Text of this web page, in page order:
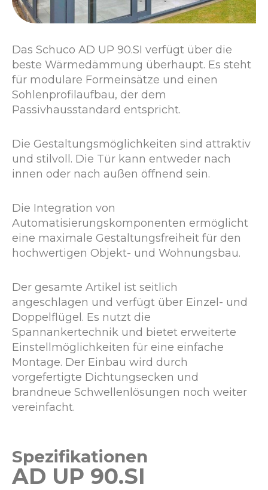
Das Schuco AD UP 90.SI verfügt über die
beste Wärmedämmung überhaupt. Es steht
für modulare Formeinsätze und einen
Sohlenprofilaufbau, der dem
Passivhausstandard entspricht.
Die Gestaltungsmöglichkeiten sind attraktiv
und stilvoll. Die Tür kann entweder nach
innen oder nach außen öffnend sein.
Die Integration von
Automatisierungskomponenten ermöglicht
eine maximale Gestaltungsfreiheit für den
hochwertigen Objekt- und Wohnungsbau.
Der gesamte Artikel ist seitlich
angeschlagen und verfügt über Einzel- und
Doppelflügel. Es nutzt die
Spannankertechnik und bietet erweiterte
Einstellmöglichkeiten für eine einfache
Montage. Der Einbau wird durch
vorgefertigte Dichtungsecken und
brandneue Schwellenlösungen noch weiter
vereinfacht.
Spezifikationen
AD UP 90.SI